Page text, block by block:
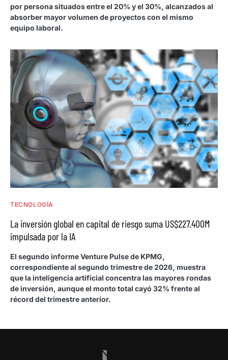
por persona situados entre el 20% y el 30%, alcanzados al
absorber mayor volumen de proyectos con el mismo
equipo laboral.
TECNOLOGÍA
La inversión global en capital de riesgo suma US$227.400M
impulsada por la IA
El segundo informe Venture Pulse de KPMG,
correspondiente al segundo trimestre de 2026, muestra
que la inteligencia artificial concentra las mayores rondas
de inversión, aunque el monto total cayó 32% frente al
récord del trimestre anterior.